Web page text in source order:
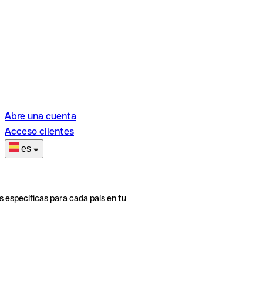
Abre una cuenta
Acceso clientes
es
específicas para cada país en tu